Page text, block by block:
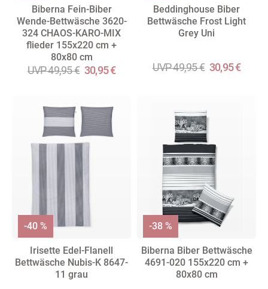
Biberna Fein-Biber
Wende-Bettwäsche 3620-
324 CHAOS-KARO-MIX
flieder 155x220 cm +
80x80 cm
UVP 49,95 € 30,95 €
Beddinghouse Biber
Bettwäsche Frost Light
Grey Uni
UVP 49,95 € 30,95 €
Irisette Edel-Flanell
Bettwäsche Nubis-K 8647-
11 grau
-40 %
Biberna Biber Bettwäsche
4691-020 155x220 cm +
80x80 cm
-38 %